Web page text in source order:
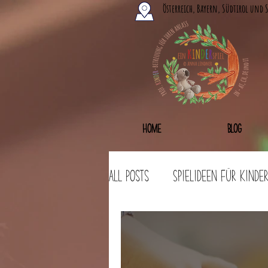
Österreich, Bayern, Südtirol und
Home Blog
All Posts Spielideen für Kinder